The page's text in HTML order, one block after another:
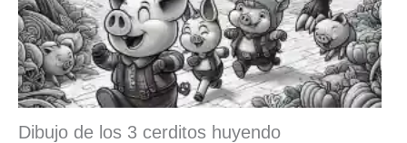
Dibujo de los 3 cerditos huyendo